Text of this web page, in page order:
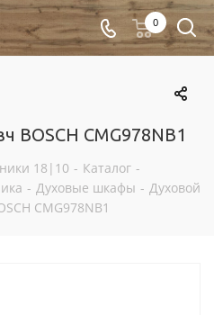
0
BOSCH CMG978NB1
18|10 - Каталог -
- Духовые шкафы - Духовой
CMG978NB1